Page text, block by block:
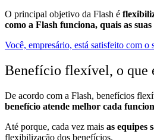
O principal objetivo da Flash é
como a Flash funciona, quais as
Você, empresário, está satisfeito com o
Benefício flexível, o que
De acordo com a Flash, benefícios
benefício atende melhor cada
Até porque, cada vez mais as equipes
flexibilização dos benefícios.